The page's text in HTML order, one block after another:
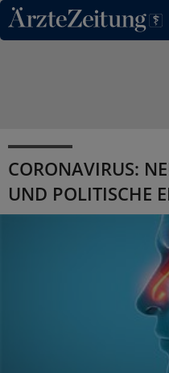
Direkt zum Inhaltsbereich
CORONAVIRUS:
UND POLITISCHE